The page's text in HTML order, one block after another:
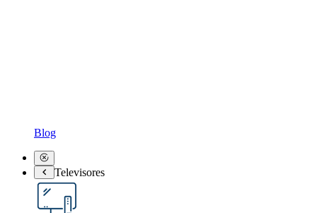
Blog
Televisores